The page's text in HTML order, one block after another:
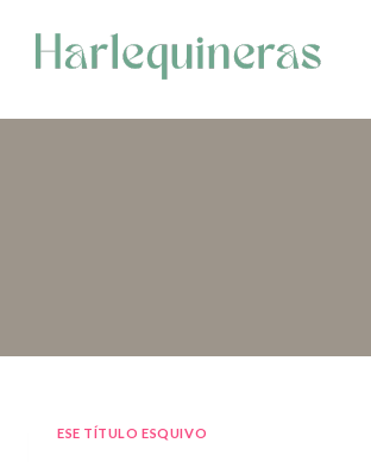
contenido
ESE TÍTULO ESQUIVO